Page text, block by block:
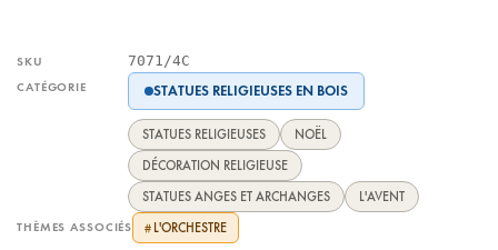
SKU 7071/4C
CATÉGORIE STATUES RELIGIEUSES EN BOIS
STATUES RELIGIEUSES
NOËL
DÉCORATION RELIGIEUSE
STATUES ANGES ET ARCHANGES
L'AVENT
THÈMES ASSOCIÉS # L'ORCHESTRE